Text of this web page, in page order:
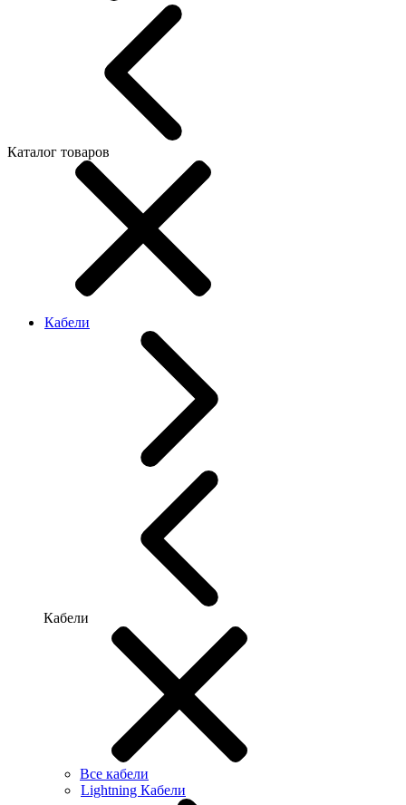
Каталог товаров
Кабели
Кабели
Все кабели
Lightning Кабели